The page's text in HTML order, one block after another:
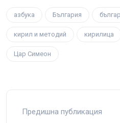
азбука България
кирил и методий кирилица
Цар Симеон
Предишна публикация